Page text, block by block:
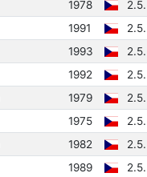
1978
1991
1993
1992
1979
1975
1982
1989